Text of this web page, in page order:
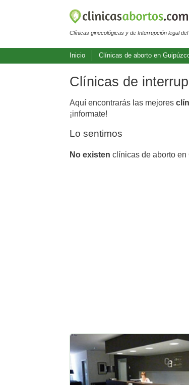
Clínicas ginecológicas y de Interrupción legal
Inicio Clínicas de aborto en
Clínicas de
Aquí encontrarás las mejores
¡informate!
Lo sentimos
No existen clínicas de aborto